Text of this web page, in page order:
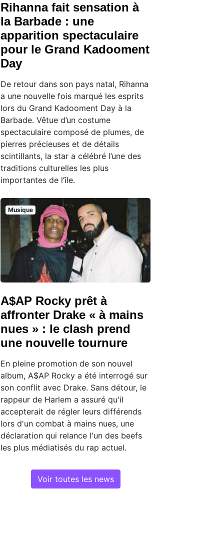
Rihanna fait sensation à
la Barbade : une
apparition spectaculaire
pour le Grand Kadooment
Day
De retour dans son pays natal, Rihanna
a une nouvelle fois marqué les esprits
lors du Grand Kadooment Day à la
Barbade. Vêtue d’un costume
spectaculaire composé de plumes, de
pierres précieuses et de détails
scintillants, la star a célébré l’une des
traditions culturelles les plus
importantes de l’île.
Musique
A$AP Rocky prêt à
affronter Drake « à mains
nues » : le clash prend
une nouvelle tournure
En pleine promotion de son nouvel
album, A$AP Rocky a été interrogé sur
son conflit avec Drake. Sans détour, le
rappeur de Harlem a assuré qu'il
accepterait de régler leurs différends
lors d'un combat à mains nues, une
déclaration qui relance l'un des beefs
les plus médiatisés du rap actuel.
Voir toutes les news